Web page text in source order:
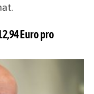
Euro pro